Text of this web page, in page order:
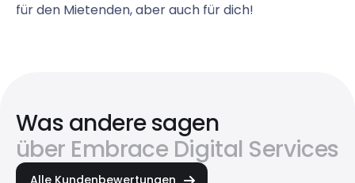
für den Mietenden, aber auch für dich!
Was andere sagen
über Embrace Digital Services